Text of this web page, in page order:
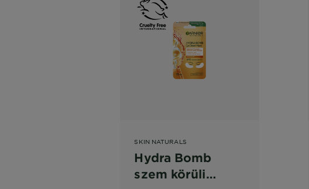
SKIN NATURALS
Hydra Bomb
szem körüli